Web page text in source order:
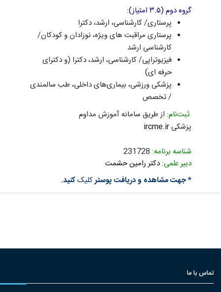
گروه دوم (۳.۵ امتیاز):
پرستاری/ کارشناسی، ارشد، دکترا
پرستاری مراقبت های ویژه، نوزادان و کودکان/
کارشناسی ارشد
فیزیوتراپی/ کارشناسی، ارشد، دکترا (و دکترای
حرفه ای)
پزشکی ورزشی، بیماری‌های داخلی، طب سالمندی
/ تخصص
ثبت‌نام:از طریق سامانه آموزش مداوم
پزشکیircme.ir
شناسه برنامه:231728
دبیر علمی:دکتر رامین حشمت
* جهت مشاهده و دریافت پوسترکلیککنید.
تماس با ما